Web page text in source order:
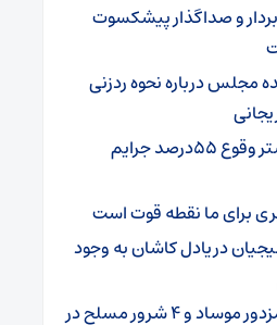
و صداگذار پیشکسوت
مجلس درباره نحوه ردزنی
هوش مصنوعی، بستر وقوع 55درصد جرایم
برای ما نقطه قوت است
دریادل کاشان به وجود
وزارت اطلاعات: ۲۱ مزدور موساد و ۴ شرور مسلح در